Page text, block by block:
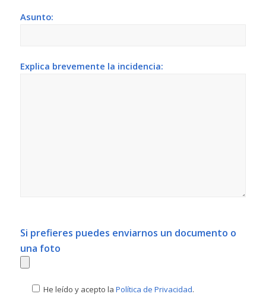
Asunto:
Explica brevemente la incidencia:
Si prefieres puedes enviarnos un documento o
una foto
He leído y acepto la Política de Privacidad.